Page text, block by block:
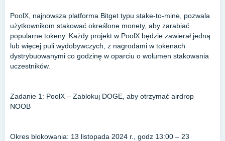
PoolX, najnowsza platforma Bitget typu stake-to-mine, pozwala
użytkownikom stakować określone monety, aby zarabiać
popularne tokeny. Każdy projekt w PoolX będzie zawierał jedną
lub więcej puli wydobywczych, z nagrodami w tokenach
dystrybuowanymi co godzinę w oparciu o wolumen stakowania
uczestników.
Zadanie 1: PoolX – Zablokuj DOGE, aby otrzymać airdrop
NOOB
Okres blokowania: 13 listopada 2024 r., godz 13:00 – 23